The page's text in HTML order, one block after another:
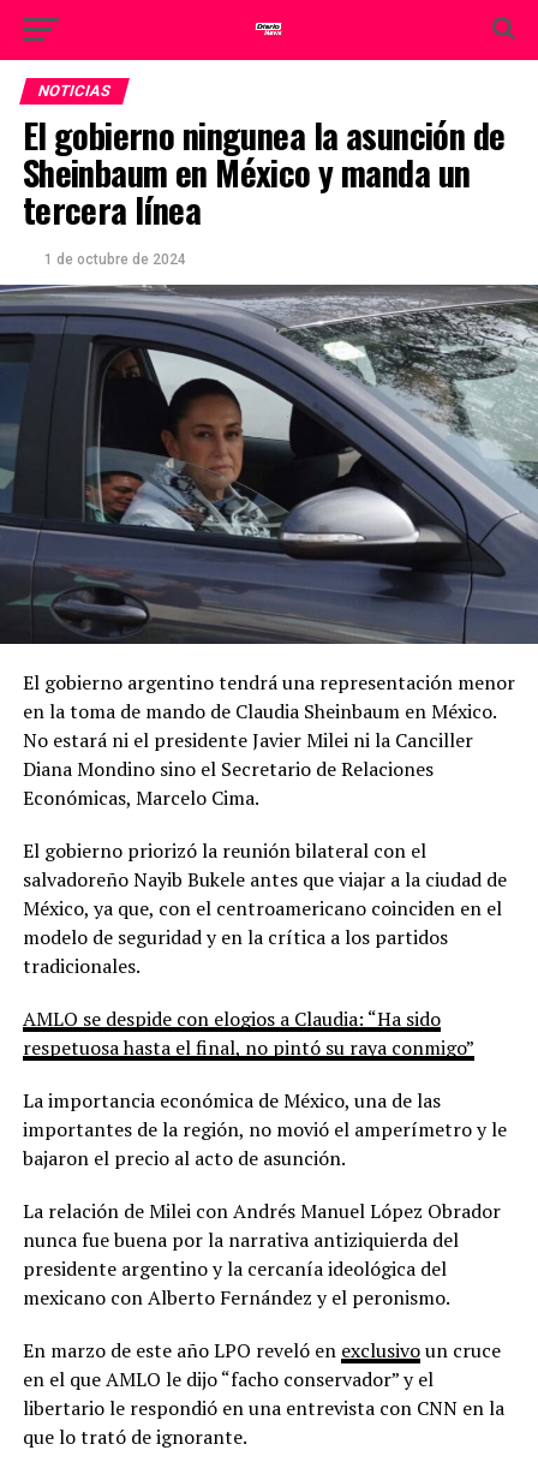
NOTICIAS
El gobierno ningunea la asunción de
Sheinbaum en México y manda un
tercera línea
1 de octubre de 2024
El gobierno argentino tendrá una representación menor
en la toma de mando de Claudia Sheinbaum en México.
No estará ni el presidente Javier Milei ni la Canciller
Diana Mondino sino el Secretario de Relaciones
Económicas, Marcelo Cima.
El gobierno priorizó la reunión bilateral con el
salvadoreño Nayib Bukele antes que viajar a la ciudad de
México, ya que, con el centroamericano coinciden en el
modelo de seguridad y en la crítica a los partidos
tradicionales.
AMLO se despide con elogios a Claudia: “Ha sido
respetuosa hasta el final, no pintó su raya conmigo”
La importancia económica de México, una de las
importantes de la región, no movió el amperímetro y le
bajaron el precio al acto de asunción.
La relación de Milei con Andrés Manuel López Obrador
nunca fue buena por la narrativa antiziquierda del
presidente argentino y la cercanía ideológica del
mexicano con Alberto Fernández y el peronismo.
En marzo de este año LPO reveló en exclusivoun cruce
en el que AMLO le dijo “facho conservador” y el
libertario le respondió en una entrevista con CNN en la
que lo trató de ignorante.